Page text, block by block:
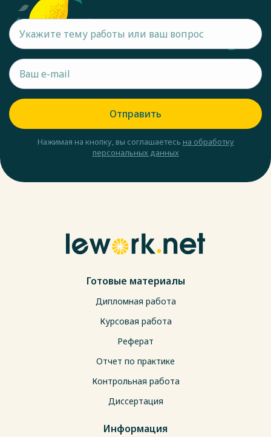
Отправить
Нажимая на кнопку, вы соглашаетесь на обработку
персональных данных
Готовые материалы
Дипломная работа
Курсовая работа
Реферат
Отчет по практике
Контрольная работа
Диссертация
Информация